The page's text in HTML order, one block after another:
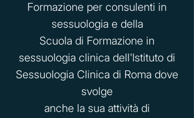
Formazione per consulenti in
sessuologia e della
Scuola di Formazione in
sessuologia clinica dell'Istituto di
Sessuologia Clinica di Roma dove
svolge
anche la sua attività di